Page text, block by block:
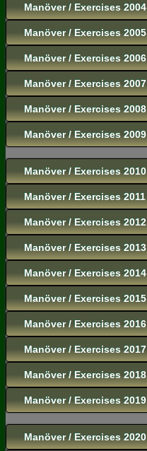
Manöver / Exercises 2004
Manöver / Exercises 2005
Manöver / Exercises 2006
Manöver / Exercises 2007
Manöver / Exercises 2008
Manöver / Exercises 2009
Manöver / Exercises 2010
Manöver / Exercises 2011
Manöver / Exercises 2012
Manöver / Exercises 2013
Manöver / Exercises 2014
Manöver / Exercises 2015
Manöver / Exercises 2016
Manöver / Exercises 2017
Manöver / Exercises 2018
Manöver / Exercises 2019
Manöver / Exercises 2020